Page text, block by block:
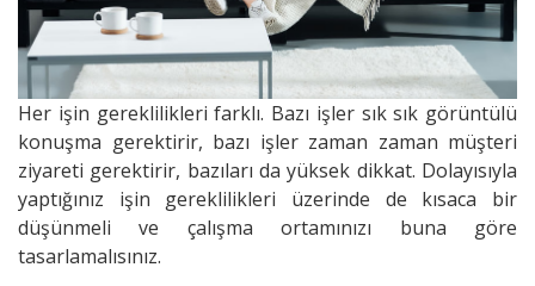
Her işin gereklilikleri farklı. Bazı işler sık sık görüntülü
konuşma gerektirir, bazı işler zaman zaman müşteri
ziyareti gerektirir, bazıları da yüksek dikkat. Dolayısıyla
yaptığınız işin gereklilikleri üzerinde de kısaca bir
düşünmeli ve çalışma ortamınızı buna göre
tasarlamalısınız.